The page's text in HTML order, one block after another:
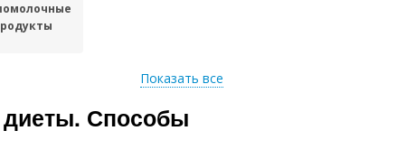
Показать все
Способы